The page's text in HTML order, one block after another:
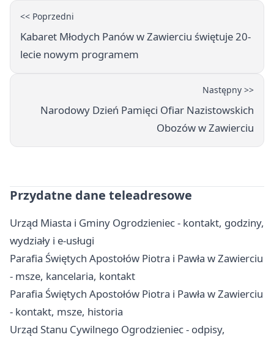
<< Poprzedni
Kabaret Młodych Panów w Zawierciu świętuje 20-
lecie nowym programem
Następny >>
Narodowy Dzień Pamięci Ofiar Nazistowskich
Obozów w Zawierciu
Przydatne dane teleadresowe
Urząd Miasta i Gminy Ogrodzieniec - kontakt, godziny,
wydziały i e-usługi
Parafia Świętych Apostołów Piotra i Pawła w Zawierciu
- msze, kancelaria, kontakt
Parafia Świętych Apostołów Piotra i Pawła w Zawierciu
- kontakt, msze, historia
Urząd Stanu Cywilnego Ogrodzieniec - odpisy,